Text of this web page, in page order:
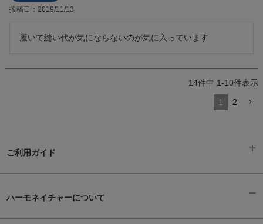
投稿日 2019/11/13
履いて縫い代が気にならないのが気に入っています
14件中 1-10件表示
1 2
ご利用ガイド
ハーモネイチャーについて